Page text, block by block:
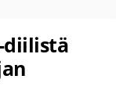
diilistä